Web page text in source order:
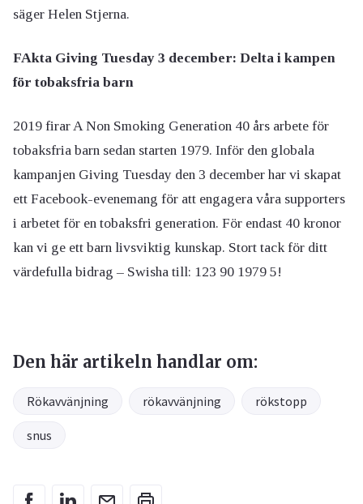
säger Helen Stjerna.
FAkta Giving Tuesday 3 december: Delta i kampen
för tobaksfria barn
2019 firar A Non Smoking Generation 40 års arbete för
tobaksfria barn sedan starten 1979. Inför den globala
kampanjen Giving Tuesday den 3 december har vi skapat
ett Facebook-evenemang för att engagera våra supporters
i arbetet för en tobaksfri generation. För endast 40 kronor
kan vi ge ett barn livsviktig kunskap. Stort tack för ditt
värdefulla bidrag – Swisha till: 123 90 1979 5!
Den här artikeln handlar om:
Rökavvänjning rökavvänjning rökstopp
snus